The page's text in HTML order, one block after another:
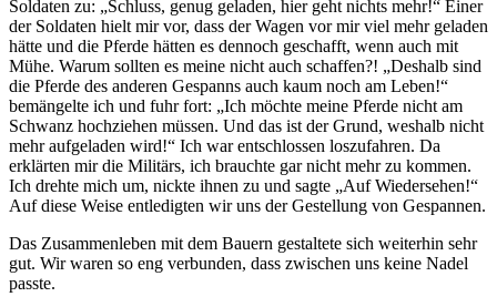
Soldaten zu:
Schluss, genug geladen, hier geht nichts mehr!
Einer
der Soldaten hielt mir vor, dass der Wagen vor mir viel mehr geladen
hätte und die Pferde hätten es dennoch geschafft, wenn auch mit
Mühe. Warum sollten es meine nicht auch schaffen?!
Deshalb sind
die Pferde des anderen Gespanns auch kaum noch am Leben!
bemängelte ich und fuhr fort:
Ich möchte meine Pferde nicht am
Schwanz hochziehen müssen. Und das ist der Grund, weshalb nicht
mehr aufgeladen wird!
Ich war entschlossen loszufahren. Da
erklärten mir die Militärs, ich brauchte gar nicht mehr zu kommen.
Ich drehte mich um, nickte ihnen zu und sagte
Auf Wiedersehen!
Auf diese Weise entledigten wir uns der Gestellung von Gespannen.
Das Zusammenleben mit dem Bauern gestaltete sich weiterhin sehr
gut. Wir waren so eng verbunden, dass zwischen uns keine Nadel
passte.